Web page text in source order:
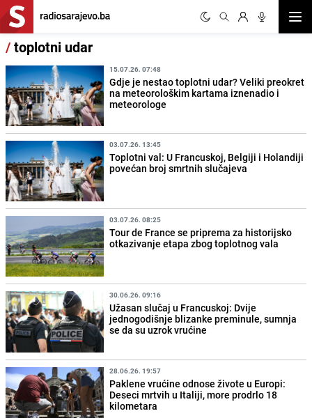
/toplotni udar
15.07.26. 07:48
Gdje je nestao toplotni udar? Veliki preokret
na meteorološkim kartama iznenadio i
meteorologe
03.07.26. 13:45
Toplotni val: U Francuskoj, Belgiji i Holandiji
povećan broj smrtnih slučajeva
03.07.26. 08:25
Tour de France se priprema za historijsko
otkazivanje etapa zbog toplotnog vala
30.06.26. 09:16
Užasan slučaj u Francuskoj: Dvije
jednogodišnje blizanke preminule, sumnja
se da su uzrok vrućine
28.06.26. 19:57
Paklene vrućine odnose živote u Europi:
Deseci mrtvih u Italiji, more prodrlo 18
kilometara